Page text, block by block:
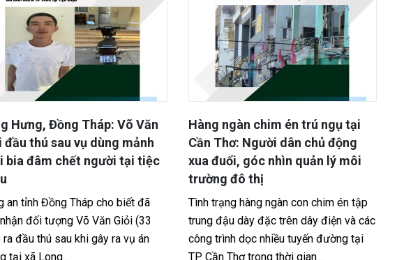
Hưng, Đồng Tháp: Võ Văn
đầu thú sau vụ dùng mảnh
bia đâm chết người tại tiệc
an tỉnh Đồng Tháp cho biết đã
đối tượng Võ Văn Giỏi (33
ra đầu thú sau khi gây ra vụ án
tại xã Long...
Hàng ngàn chim én trú ngụ tại
Cần Thơ: Người dân chủ động
xua đuổi, góc nhìn quản lý môi
trường đô thị
Tình trạng hàng ngàn con chim én tập
trung đậu dày đặc trên dây điện và các
công trình dọc nhiều tuyến đường tại
TP Cần Thơ trong thời gian...